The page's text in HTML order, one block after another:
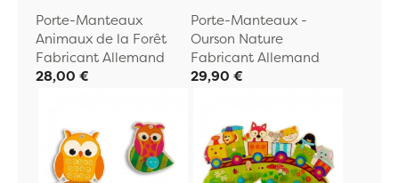
Porte-Manteaux
Animaux de la Forêt
Fabricant Allemand
28,00 €
Porte-Manteaux -
Ourson Nature
Fabricant Allemand
29,90 €